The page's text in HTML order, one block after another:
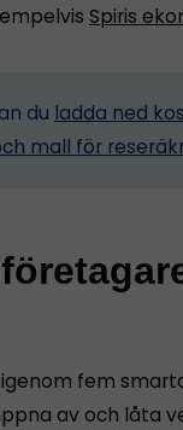
Spiris
du ladda ned
mall för
igenom fem
av och låta